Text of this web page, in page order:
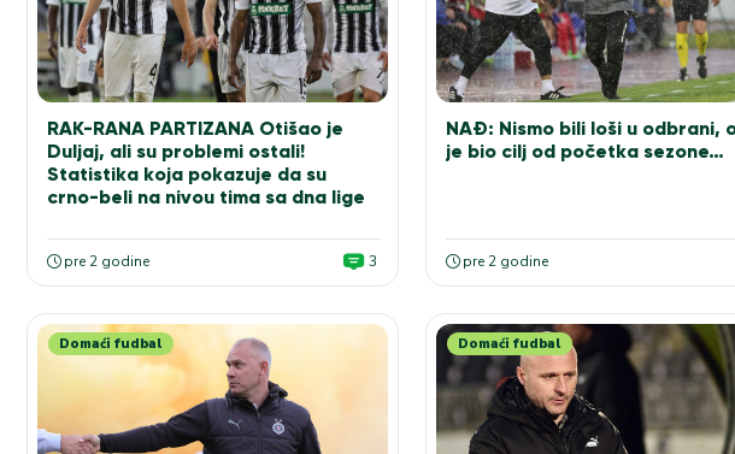
RAK-RANA PARTIZANA Otišao je
Duljaj, ali su problemi ostali!
Statistika koja pokazuje da su
crno-beli na nivou tima sa dna lige
pre 2 godine 3
NAĐ: Nismo bili loši u odbrani,
je bio cilj od početka sezone…
pre 2 godine
Domaći fudbal Domaći fudbal